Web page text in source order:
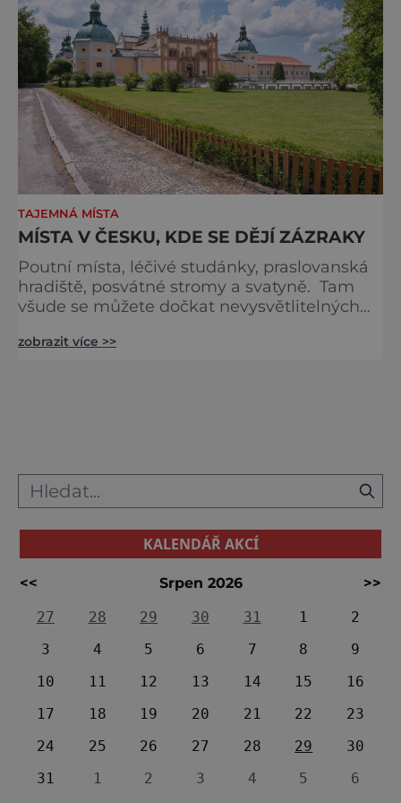
TAJEMNÁ MÍSTA
MÍSTA V ČESKU, KDE SE DĚJÍ ZÁZRAKY
Poutní místa, léčivé studánky, praslovanská
hradiště, posvátné stromy a svatyně. Tam
všude se můžete dočkat nevysvětlitelných
zjevení. Svatá Hora Příbram Soška pomáhá
zobrazit více >>
KALENDÁŘ AKCÍ
<< Srpen 2026
>>
27
28 29 30 31 1
2
3
4 5 6 7 8
9
10
11 12 13 14 15
16
17
18 19 20 21 22
23
24
25 26 27 28 29
30
31
1 2 3 4 5 6